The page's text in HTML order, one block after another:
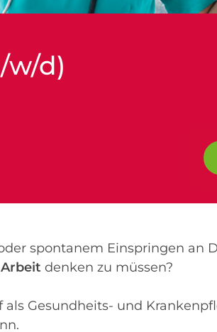
w/d)
spontanem Einspringen an
Arbeit denken zu müssen?
als Gesundheits- und